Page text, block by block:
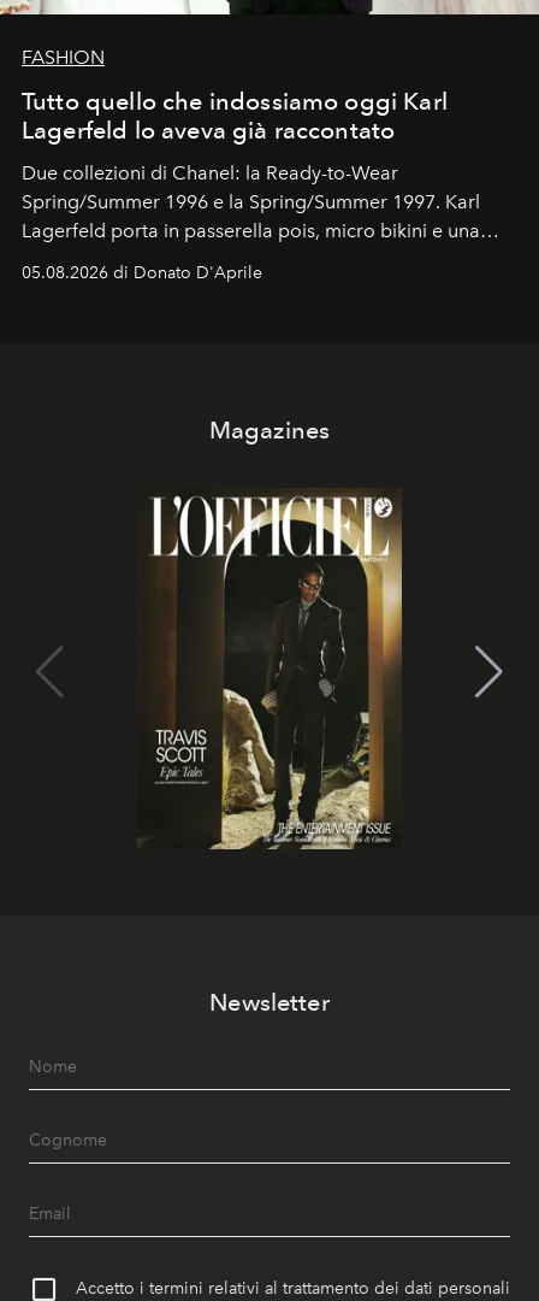
FASHION
Tutto quello che indossiamo oggi Karl
Lagerfeld lo aveva già raccontato
Due collezioni di Chanel: la Ready-to-Wear
Spring/Summer 1996 e la Spring/Summer 1997. Karl
Lagerfeld porta in passerella pois, micro bikini e una
Kate, Claudia e Carla una dietro l'altra. Trent'anni dopo,
05.08.2026 di Donato D'Aprile
Magazines
Newsletter
Accetto i termini relativi al trattamento dei dati personali